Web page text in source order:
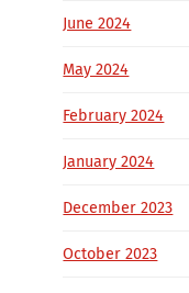
June 2024
May 2024
February 2024
January 2024
December 2023
October 2023